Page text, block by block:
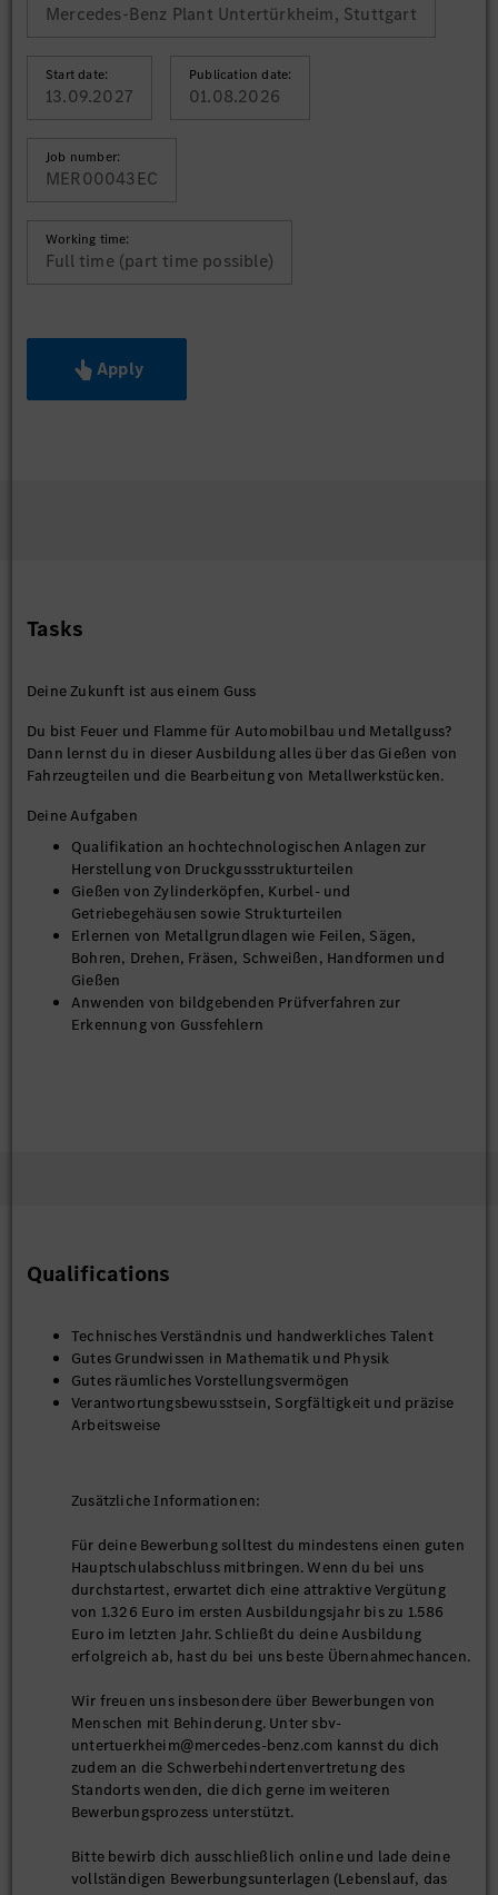
Mercedes-Benz Plant Untertürkheim, Stuttgart
Start date:
13.09.2027
Publication date:
01.08.2026
Job number:
MER00043EC
Working time:
Full time (part time possible)
Apply
Tasks
Deine Zukunft ist aus einem Guss
Du bist Feuer und Flamme für Automobilbau und Metallguss?
Dann lernst du in dieser Ausbildung alles über das Gießen von
Fahrzeugteilen und die Bearbeitung von Metallwerkstücken.
Deine Aufgaben
Qualifikation an hochtechnologischen Anlagen zur
Herstellung von Druckgussstrukturteilen
Gießen von Zylinderköpfen, Kurbel- und
Getriebegehäusen sowie Strukturteilen
Erlernen von Metallgrundlagen wie Feilen, Sägen,
Bohren, Drehen, Fräsen, Schweißen, Handformen und
Gießen
Anwenden von bildgebenden Prüfverfahren zur
Erkennung von Gussfehlern
Qualifications
Technisches Verständnis und handwerkliches Talent
Gutes Grundwissen in Mathematik und Physik
Gutes räumliches Vorstellungsvermögen
Verantwortungsbewusstsein, Sorgfältigkeit und präzise
Arbeitsweise
Zusätzliche Informationen:
Für deine Bewerbung solltest du mindestens einen guten
Hauptschulabschluss mitbringen. Wenn du bei uns
durchstartest, erwartet dich eine attraktive Vergütung
von 1.326 Euro im ersten Ausbildungsjahr bis zu 1.586
Euro im letzten Jahr. Schließt du deine Ausbildung
erfolgreich ab, hast du bei uns beste Übernahmechancen.
Wir freuen uns insbesondere über Bewerbungen von
Menschen mit Behinderung. Unter sbv-
untertuerkheim@mercedes-benz.com kannst du dich
zudem an die Schwerbehindertenvertretung des
Standorts wenden, die dich gerne im weiteren
Bewerbungsprozess unterstützt.
Bitte bewirb dich ausschließlich online und lade deine
vollständigen Bewerbungsunterlagen (Lebenslauf, das